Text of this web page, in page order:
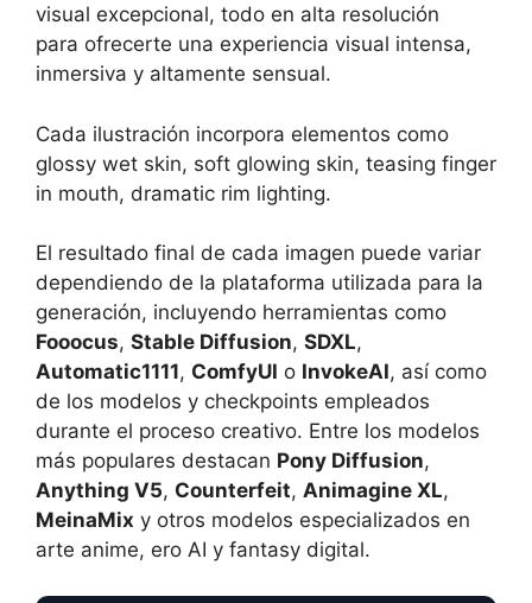
visual excepcional, todo en alta resolución
para ofrecerte una experiencia visual intensa,
inmersiva y altamente sensual.
Cada ilustración incorpora elementos como
glossy wet skin, soft glowing skin, teasing finger
in mouth, dramatic rim lighting.
El resultado final de cada imagen puede variar
dependiendo de la plataforma utilizada para la
generación, incluyendo herramientas como
Fooocus, Stable Diffusion, SDXL,
Automatic1111, ComfyUI o InvokeAI, así como
de los modelos y checkpoints empleados
durante el proceso creativo. Entre los modelos
más populares destacan Pony Diffusion,
Anything V5, Counterfeit, Animagine XL,
MeinaMix y otros modelos especializados en
arte anime, ero AI y fantasy digital.